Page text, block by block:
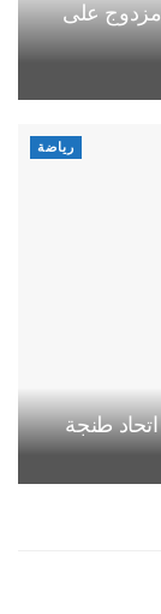
مزدوج على
رياضة
اتحاد طنجة